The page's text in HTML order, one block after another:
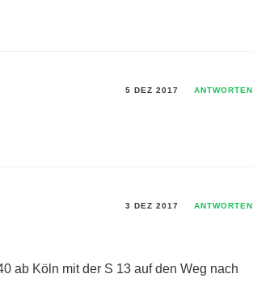
5 DEZ 2017 ANTWORTEN
3 DEZ 2017 ANTWORTEN
ab Köln mit der S 13 auf den Weg nach